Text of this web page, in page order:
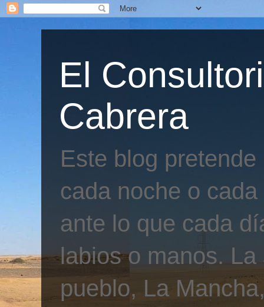
El
Cabrera
Este blog
cada noche o
ante lo que cada
labios o manos.
pueblo, La